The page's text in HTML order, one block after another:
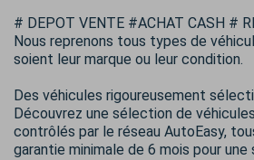
# DEPOT VENTE #ACHAT CASH #
Nous reprenons tous types de
soient leur marque ou leur condition.
Des véhicules rigoureusement
Découvrez une sélection de
contrôlés par le réseau AutoEasy,
garantie minimale de 6 mois pour une